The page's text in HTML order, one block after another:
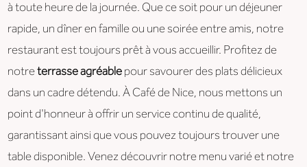
à toute heure de la journée. Que ce soit pour un déjeuner
rapide, un dîner en famille ou une soirée entre amis, notre
restaurant est toujours prêt à vous accueillir. Profitez de
notreterrasse agréablepour savourer des plats délicieux
dans un cadre détendu. À Café de Nice, nous mettons un
point d'honneur à offrir un service continu de qualité,
garantissant ainsi que vous pouvez toujours trouver une
table disponible. Venez découvrir notre menu varié et notre